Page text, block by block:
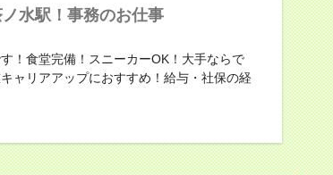
水駅！事務のお仕事
！食堂完備！スニーカーOK！大手ならで
ャリアアップにおすすめ！給与・社保の経